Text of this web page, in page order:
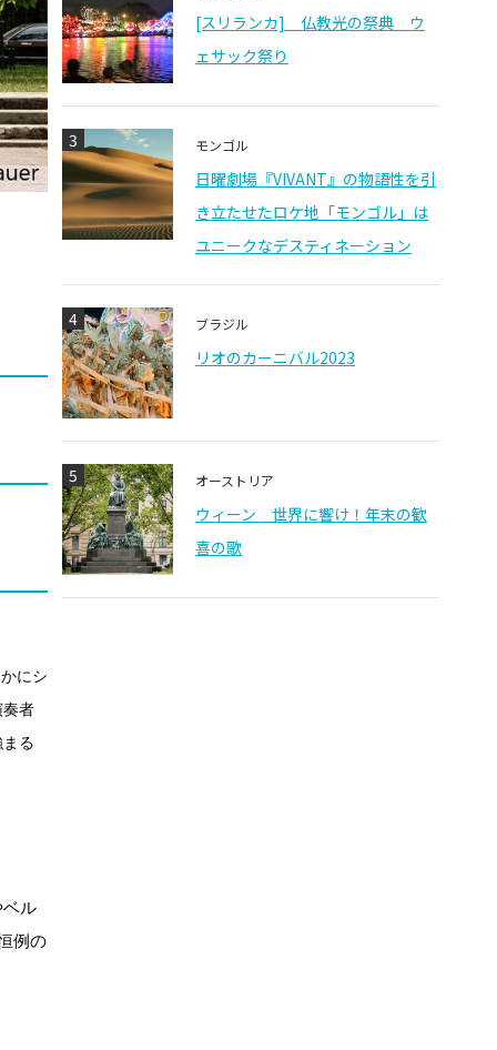
にシ
者
る
ル
例の
[スリランカ] 仏教光の祭典 ウ
ェサック祭り
3 モンゴル
日曜劇場『VIVANT』の物語性を引
き立たせたロケ地「モンゴル」は
ユニークなデスティネーション
4 ブラジル
リオのカーニバル2023
5 オーストリア
ウィーン 世界に響け！年末の歓
喜の歌